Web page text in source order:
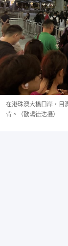
在港珠澳大橋口岸，目
背。（歐陽德浩攝）